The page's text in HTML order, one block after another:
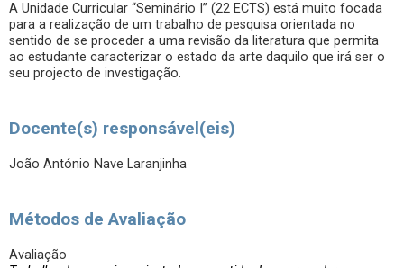
A Unidade Curricular “Seminário I” (22 ECTS) está muito focada
para a realização de um trabalho de pesquisa orientada no
sentido de se proceder a uma revisão da literatura que permita
ao estudante caracterizar o estado da arte daquilo que irá ser o
seu projecto de investigação.
Docente(s) responsável(eis)
João António Nave Laranjinha
Métodos de Avaliação
Avaliação